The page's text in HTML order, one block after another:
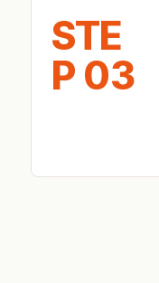
STE
P 03